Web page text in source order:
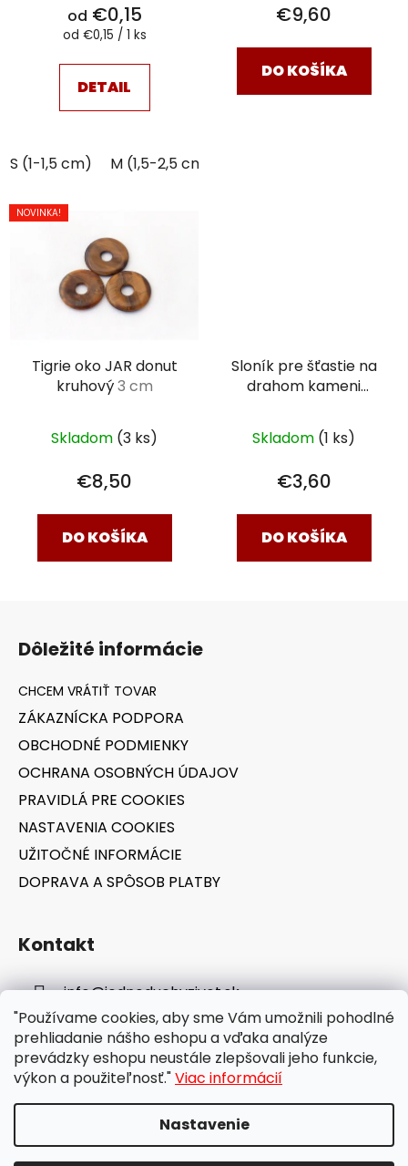
"Používame cookies, aby sme Vám umožnili pohodlné
prehliadanie nášho eshopu a vďaka analýze
prevádzky eshopu neustále zlepšovali jeho funkcie,
výkon a použiteľnosť."Viac informácií
Nastavenie
od €0,15
Jednotková
od €0,15 / 1 ks
DETAIL
S (1-1,5 cm) M (1,5-2,5 cm)
€9,60
DO KOŠÍKA
NOVINKA!
Tigrie oko JAR donut
kruhový3 cm
Skladom (3 ks)
€8,50
DO KOŠÍKA
Sloník pre šťastie na
drahom kameni
Rohovec Slovensko
surový
Skladom (1 ks)
€3,60
DO KOŠÍKA
Dôležité informácie
ZÁKAZNÍCKA PODPORA
OBCHODNÉ PODMIENKY
OCHRANA OSOBNÝCH ÚDAJOV
PRAVIDLÁ PRE COOKIES
NASTAVENIA COOKIES
UŽITOČNÉ INFORMÁCIE
DOPRAVA A SPÔSOB PLATBY
Kontakt
info@jednoduchyzivot.sk
E-shop: 0948 647 767